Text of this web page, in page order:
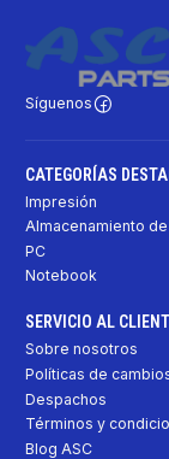
Síguenos
CATEGORÍAS
Impresión
Almacenamiento
PC
Notebook
SERVICIO AL
Sobre nosotros
Políticas de
Despachos
Términos y
Blog ASC